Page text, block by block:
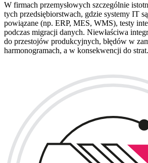
W firmach przemysłowych szczególnie
tych przedsiębiorstwach, gdzie systemy IT
powiązane (np. ERP, MES, WMS), testy
podczas migracji danych. Niewłaściwa
do przestojów produkcyjnych, błędów w
harmonogramach, a w konsekwencji do strat.